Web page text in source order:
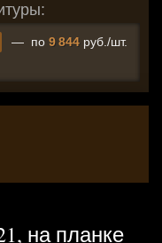
— по 9 844 руб./шт.
на планке